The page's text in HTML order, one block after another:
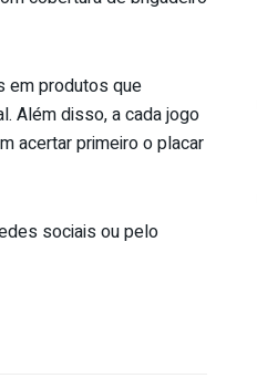
em produtos que
Além disso, a cada jogo
acertar primeiro o placar
sociais ou pelo